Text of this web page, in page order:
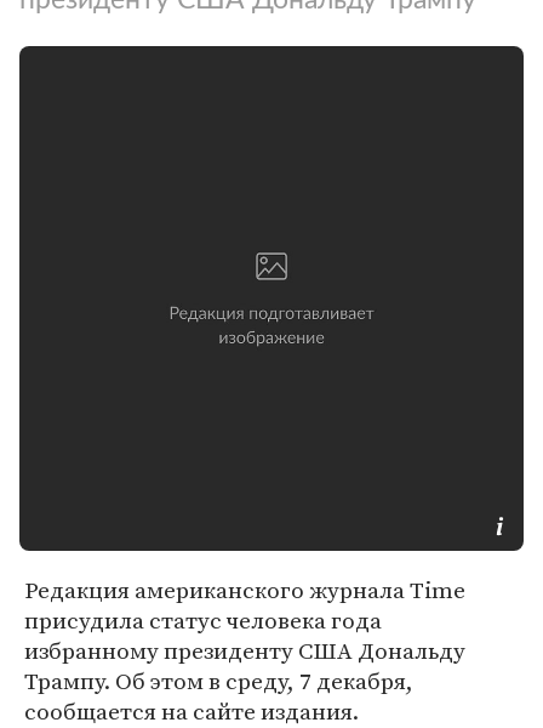
Редакция американского журнала Time
присудила статус человека года
избранному президенту США Дональду
Трампу. Об этом в среду, 7 декабря,
сообщается на сайте издания.